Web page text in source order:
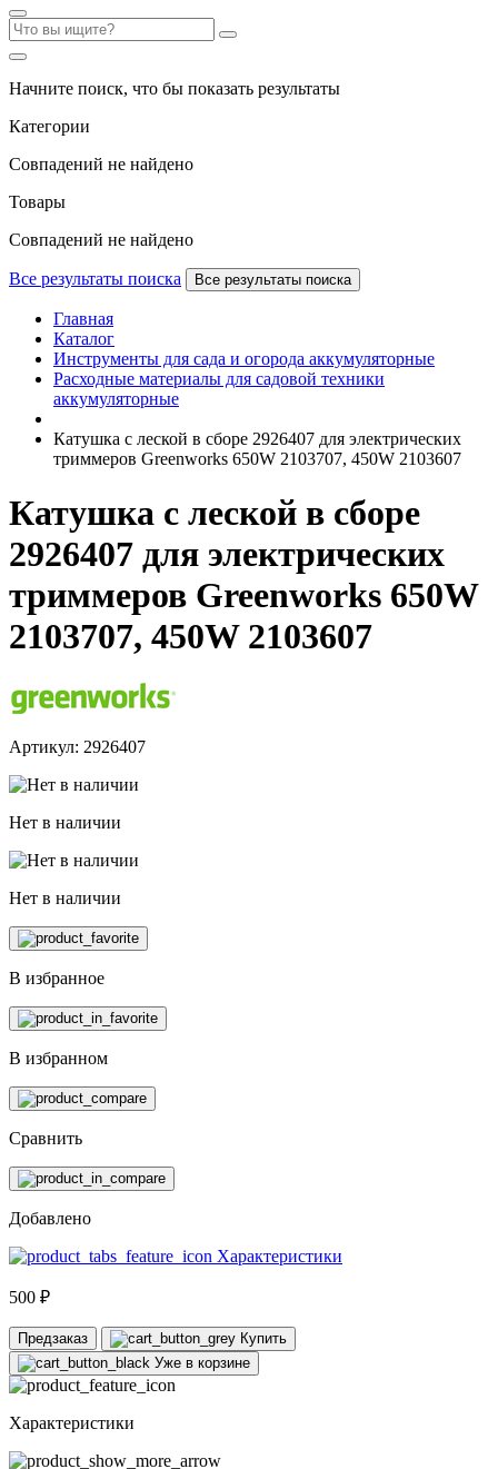
Начните поиск, что бы показать результаты
Категории
Совпадений не найдено
Товары
Совпадений не найдено
Все результаты поиска Все результаты поиска
Главная
Каталог
Инструменты для сада и огорода аккумуляторные
Расходные материалы для садовой техники
аккумуляторные
Катушка с леской в сборе 2926407 для электрических
триммеров Greenworks 650W 2103707, 450W 2103607
Катушка с леской в сборе
2926407 для электрических
триммеров Greenworks 650W
2103707, 450W 2103607
Артикул: 2926407
Нет в наличии
Нет в наличии
В избранное
В избранном
Сравнить
Добавлено
Характеристики
500 ₽
Предзаказ
Купить
Уже в корзине
Характеристики